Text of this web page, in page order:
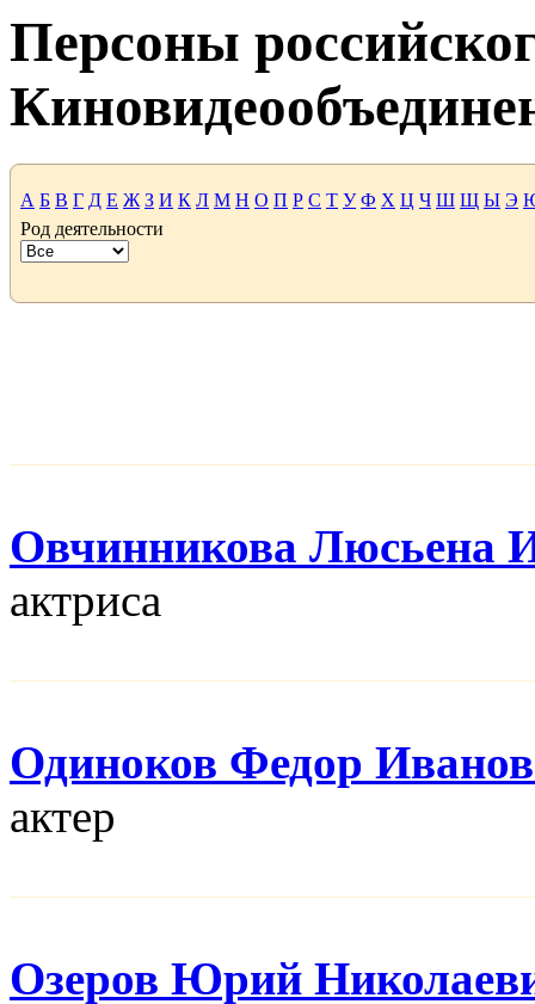
Персоны
А Б В Г Д Е Ж З И К Л М Н О П Р С Т У Ф Х Ц Ч Ш Щ Ы Э
Род деятельности
Овчинникова Люсьена
актриса
Одиноков Федор
актер
Озеров Юрий